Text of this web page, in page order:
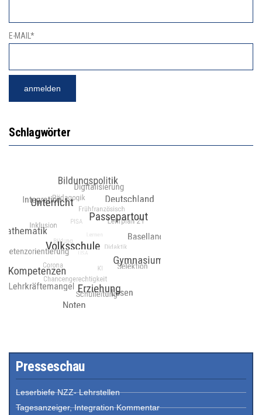
E-MAIL*
Schlagwörter
Presseschau
Leserbiefe NZZ- Lehrstellen
Tagesanzeiger, Integration Kommentar